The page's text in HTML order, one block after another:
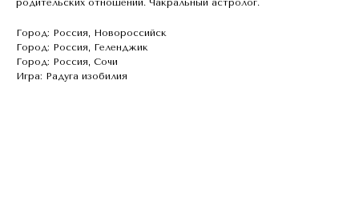
родительских отношений. Чакральный астролог.
Город: Россия, Новороссийск
Город: Россия, Геленджик
Город: Россия, Сочи
Игра: Радуга изобилия